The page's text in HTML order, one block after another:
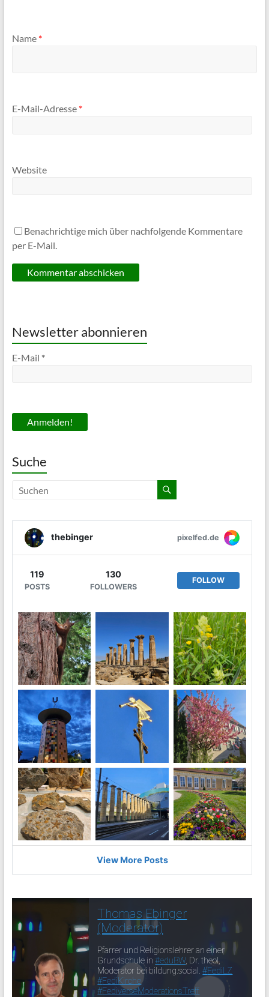
Name *
E-Mail-Adresse *
Website
Benachrichtige mich über nachfolgende Kommentare
per E-Mail.
Newsletter abonnieren
E-Mail *
Suche